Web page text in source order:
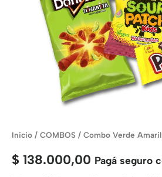
Inicio / COMBOS / Combo Verde
$ 138.000,00 Pagá seguro